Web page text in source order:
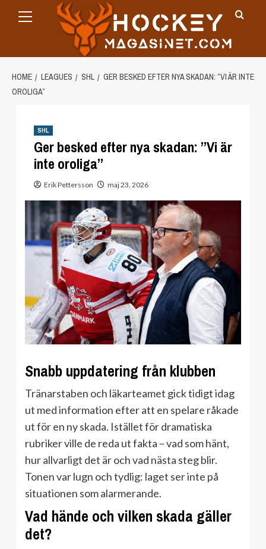
Menu
HOME LEAGUES SHL
GER BESKED EFTER NYA SKADAN: ”VI ÄR INTE
OROLIGA”
SHL
Ger besked efter nya skadan: ”Vi är
inte oroliga”
Erik Pettersson maj 23, 2026
Snabb uppdatering från klubben
Tränarstaben och läkarteamet gick tidigt idag
ut med information efter att en spelare råkade
ut för en ny skada. Istället för dramatiska
rubriker ville de reda ut fakta – vad som hänt,
hur allvarligt det är och vad nästa steg blir.
Tonen var lugn och tydlig: laget ser inte på
situationen som alarmerande.
Vad hände och vilken skada gäller
det?